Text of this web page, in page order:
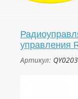
управления
Артикул: